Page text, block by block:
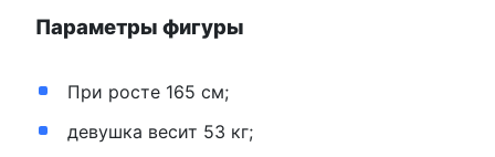
Параметры фигуры
При росте 165 см;
девушка весит 53 кг;